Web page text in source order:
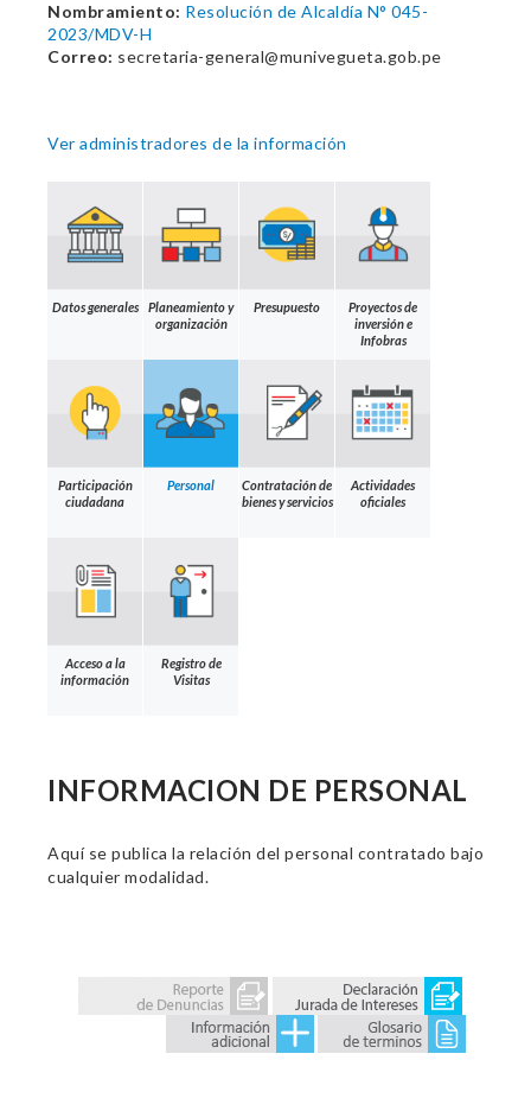
Nombramiento: Resolución de Alcaldía N° 045-
2023/MDV-H
Correo: secretaria-general@munivegueta.gob.pe
Ver administradores de la información
Datos generales
Planeamiento y
organización
Presupuesto
Proyectos de
inversión e
Infobras
Participación
ciudadana
Personal
Contratación de
bienes y servicios
Actividades
oficiales
Acceso a la
información
Registro de
Visitas
INFORMACION DE PERSONAL
Aquí se publica la relación del personal contratado bajo
cualquier modalidad.